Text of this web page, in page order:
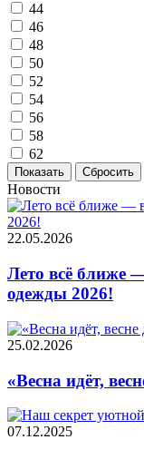
44
46
48
50
52
54
56
58
62
Новости
22.05.2026
Лето всё ближе
одежды 2026!
25.02.2026
«Весна идёт,
07.12.2025